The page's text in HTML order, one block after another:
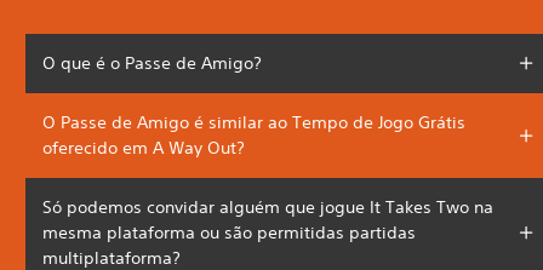
O que é o Passe de Amigo?
O Passe de Amigo é similar ao Tempo de Jogo Grátis
oferecido em A Way Out?
Só podemos convidar alguém que jogue It Takes Two na
mesma plataforma ou são permitidas partidas
multiplataforma?